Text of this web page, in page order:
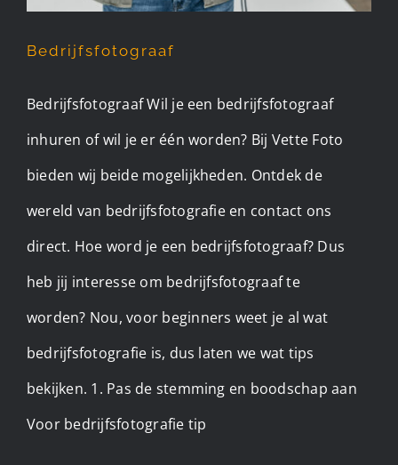
Bedrijfsfotograaf
Bedrijfsfotograaf Wil je een bedrijfsfotograaf
inhuren of wil je er één worden? Bij Vette Foto
bieden wij beide mogelijkheden. Ontdek de
wereld van bedrijfsfotografie en contact ons
direct. Hoe word je een bedrijfsfotograaf? Dus
heb jij interesse om bedrijfsfotograaf te
worden? Nou, voor beginners weet je al wat
bedrijfsfotografie is, dus laten we wat tips
bekijken. 1. Pas de stemming en boodschap aan
Voor bedrijfsfotografie tip